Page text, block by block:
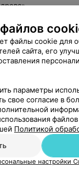
и лечение
Минск
вопросы
Киев
Medicine e-
Care (NASHIM)
теория и
ошибки в
файлы cookie для
сайта, его
параметры
свое согласие в
Политикой
настройки